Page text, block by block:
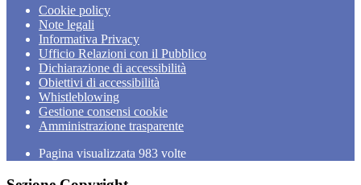
Cookie policy
Note legali
Informativa Privacy
Ufficio Relazioni con il Pubblico
Dichiarazione di accessibilità
Obiettivi di accessibilità
Whistleblowing
Gestione consensi cookie
Amministrazione trasparente
Pagina visualizzata 983 volte